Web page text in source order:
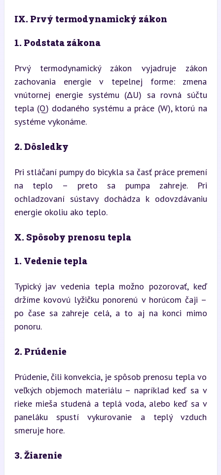
IX. Prvý termodynamický zákon
1. Podstata zákona
Prvý termodynamický zákon vyjadruje zákon
zachovania energie v tepelnej forme: zmena
vnútornej energie systému (ΔU) sa rovná súčtu
tepla (Q) dodaného systému a práce (W), ktorú na
systéme vykonáme.
2. Dôsledky
Pri stláčaní pumpy do bicykla sa časť práce premení
na teplo – preto sa pumpa zahreje. Pri
ochladzovaní sústavy dochádza k odovzdávaniu
energie okoliu ako teplo.
X. Spôsoby prenosu tepla
1. Vedenie tepla
Typický jav vedenia tepla možno pozorovať, keď
držíme kovovú lyžičku ponorenú v horúcom čaji –
po čase sa zahreje celá, a to aj na konci mimo
ponoru.
2. Prúdenie
Prúdenie, čili konvekcia, je spôsob prenosu tepla vo
veľkých objemoch materiálu – napríklad keď sa v
rieke mieša studená a teplá voda, alebo keď sa v
paneláku spustí vykurovanie a teplý vzduch
smeruje hore.
3. Žiarenie